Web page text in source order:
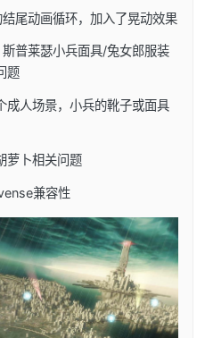
尾动画循环，加入了晃动效果
普莱瑟小兵面具/兔女郎服装
题
成人场景，小兵的靴子或面具
萝卜相关问题
兼容性